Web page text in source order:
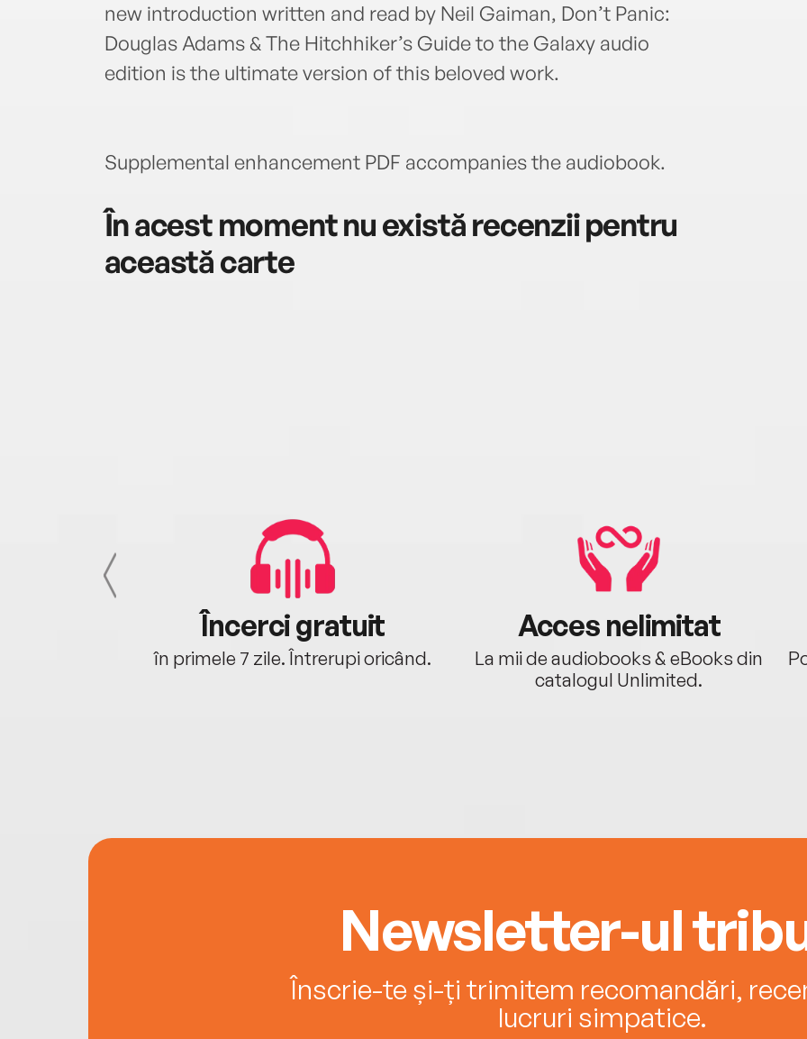
new introduction written and read by Neil Gaiman, Don’t Panic:
Douglas Adams & The Hitchhiker’s Guide to the Galaxy audio
edition is the ultimate version of this beloved work.
Supplemental enhancement PDF accompanies the audiobook.
În acest moment nu există recenzii pentru
această carte
Încerci gratuit
în primele 7 zile. Întrerupi oricând.
Acces nelimitat
La mii de audiobooks & eBooks din
catalogul Unlimited.
Newsletter-ul
Înscrie-te și-ți trimitem recomandări,
lucruri simpatice.